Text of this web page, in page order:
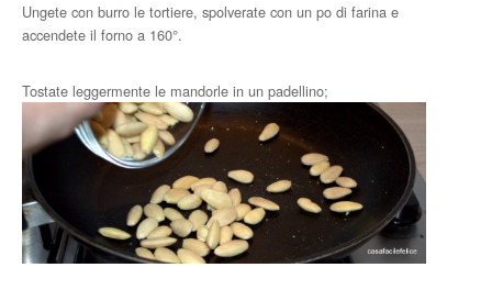
Ungete con burro le tortiere, spolverate con un po di farina e
accendete il forno a 160°.
Tostate leggermente le mandorle in un padellino;